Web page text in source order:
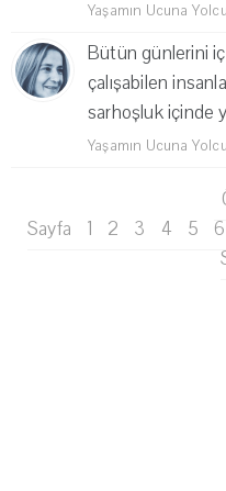
Yaşamın Ucuna
Bütün günlerini
çalışabilen
sarhoşluk içinde
Yaşamın Ucuna
Sayfa
1 2 3 4 5 6